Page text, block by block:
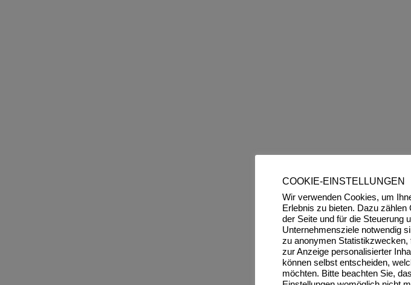
COOKIE-EINSTELLUNGEN
Wir verwenden Cookies, um
Erlebnis zu bieten. Dazu zählen
der Seite und für die Steuerung
Unternehmensziele notwendig
zu anonymen Statistikzwecken,
zur Anzeige personalisierter
können selbst entscheiden,
möchten. Bitte beachten Sie,